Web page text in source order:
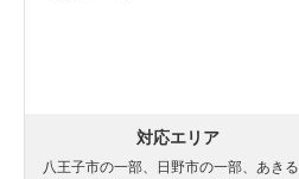
対応エリア
八王子市の一部、日野市の一部、あきる